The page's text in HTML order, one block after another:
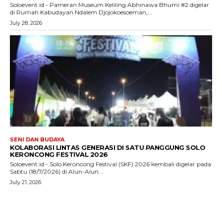
Soloevent.id - Pameran Museum Keliling Abhinawa Bhumi #2 digelar
di Rumah Kabudayan Ndalem Djojokoesoeman,...
July 28, 2026
SENI DAN BUDAYA
KOLABORASI LINTAS GENERASI DI SATU PANGGUNG SOLO
KERONCONG FESTIVAL 2026
Soloevent.id - Solo Keroncong Festival (SKF) 2026 kembali digelar pada
Sabtu (18/7/2026) di Alun-Alun...
July 21, 2026